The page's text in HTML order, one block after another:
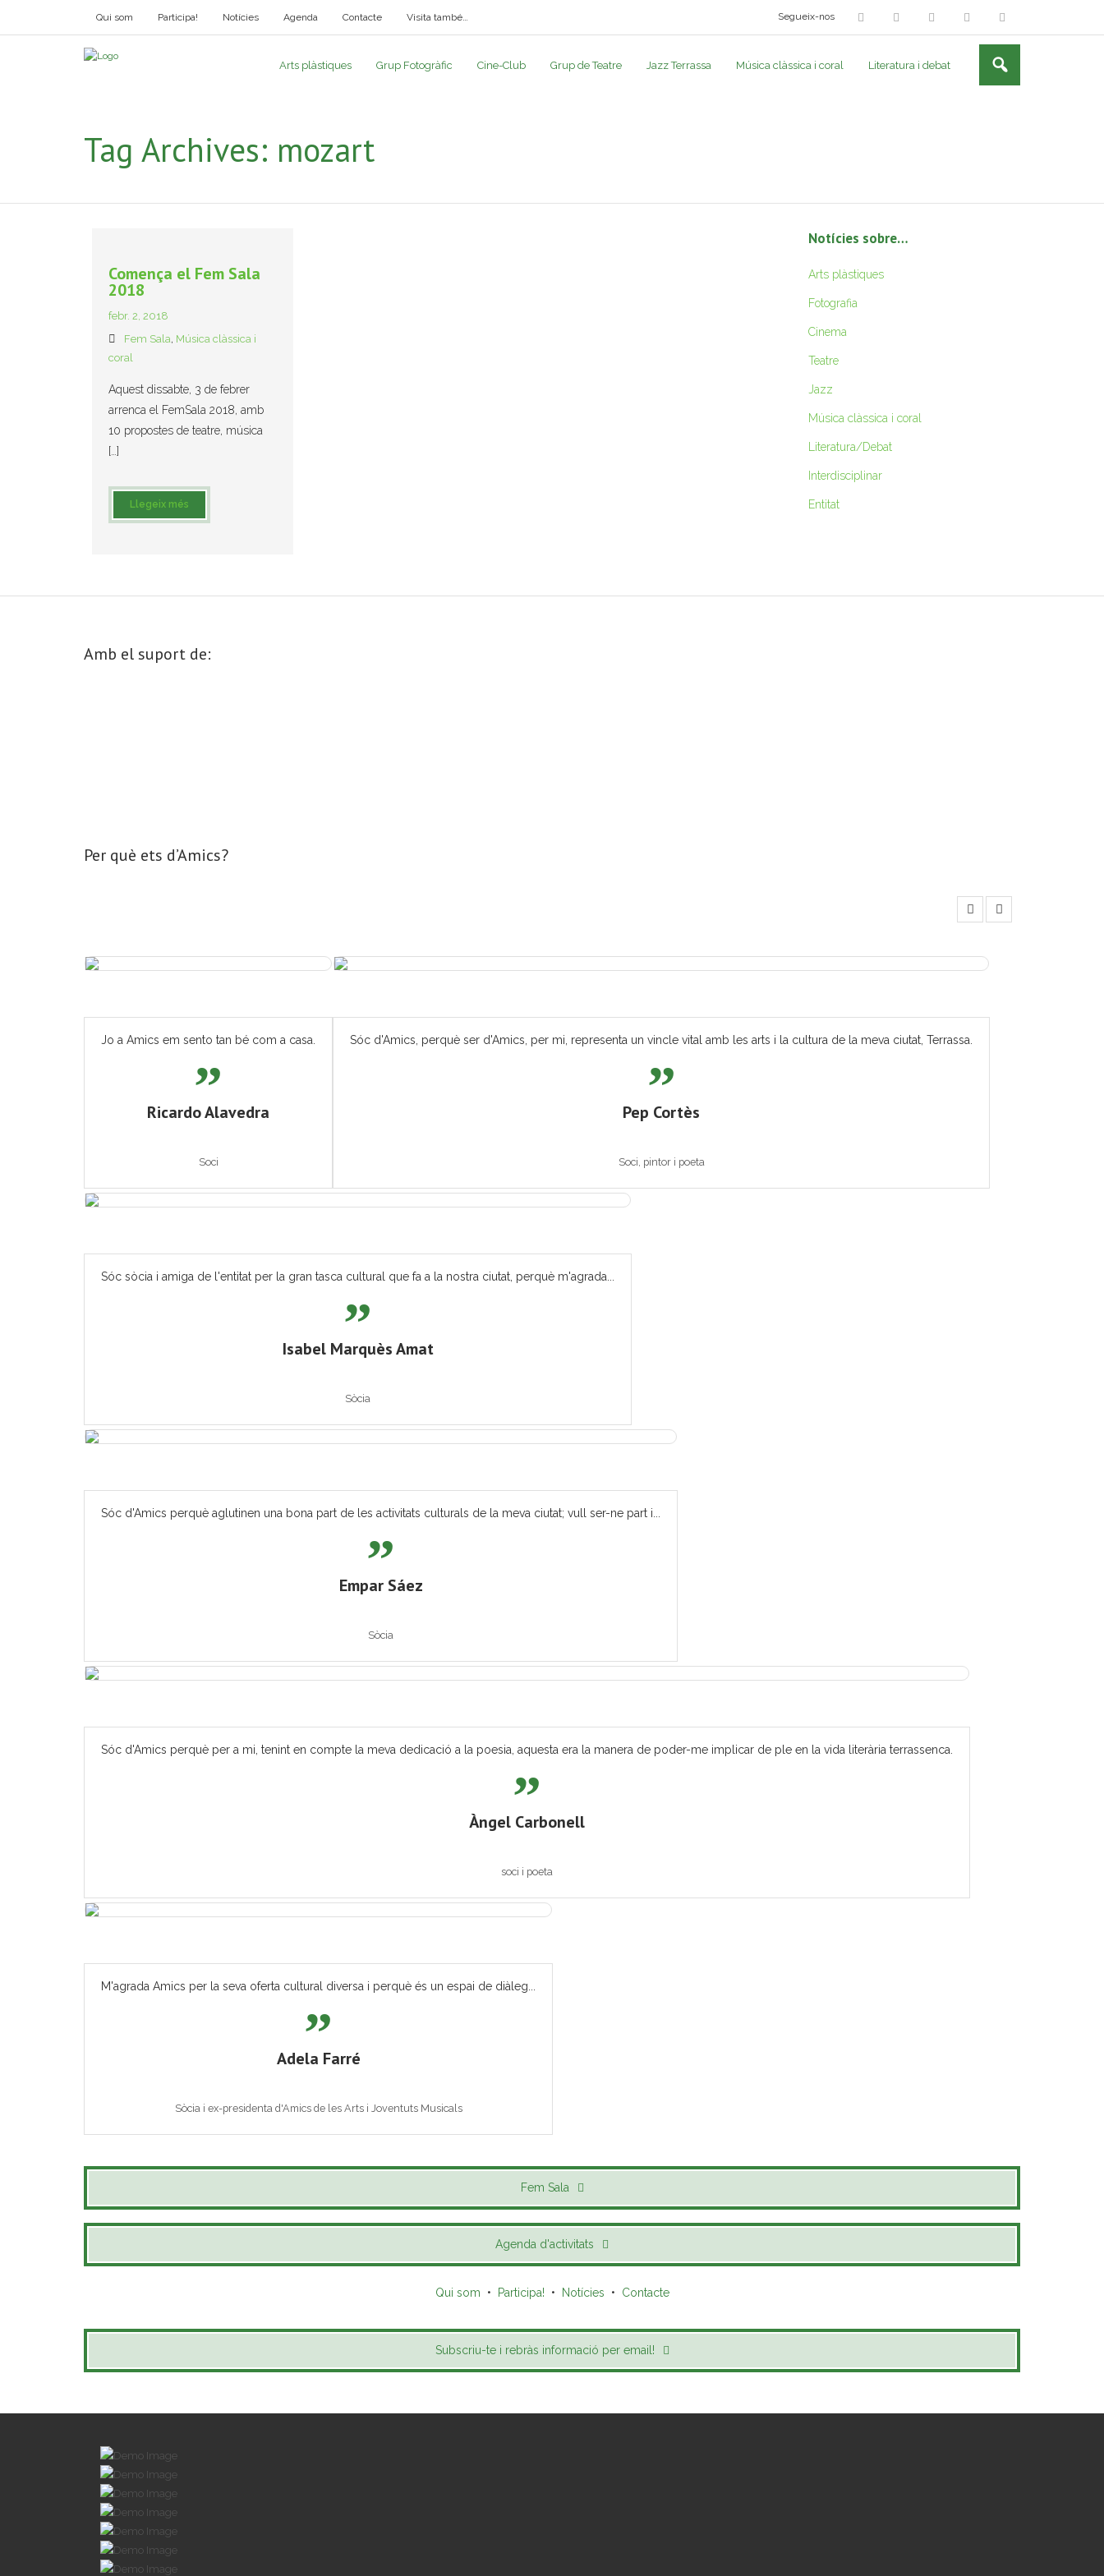
Qui som Participa! Notícies Agenda Contacte Visita també… Segueix-nos
Arts plàstiques Grup Fotogràfic Cine-Club Grup de Teatre Jazz Terrassa Música clàssica i coral Literatura i debat
Tag Archives: mozart
Comença el Fem Sala
2018
febr. 2, 2018
Fem Sala, Música clàssica i
coral
Aquest dissabte, 3 de febrer
arrenca el FemSala 2018, amb
10 propostes de teatre, música
[…]
Llegeix més
Notícies sobre…
Arts plàstiques
Fotografia
Cinema
Teatre
Jazz
Música clàssica i coral
Literatura/Debat
Interdisciplinar
Entitat
Amb el suport de:
Per què ets d’Amics?
Jo a Amics em sento tan bé com a casa.
Ricardo Alavedra
Soci
Sóc d'Amics, perquè ser d'Amics, per mi, representa un vincle vital amb les arts i la cultura de la meva ciutat, Terrassa.
Pep Cortès
Soci, pintor i poeta
Sóc sòcia i amiga de l'entitat per la gran tasca cultural que fa a la nostra ciutat, perquè m'agrada...
Isabel Marquès Amat
Sòcia
Sóc d'Amics perquè aglutinen una bona part de les activitats culturals de la meva ciutat; vull ser-ne part i...
Empar Sáez
Sòcia
Sóc d'Amics perquè per a mi, tenint en compte la meva dedicació a la poesia, aquesta era la manera de poder-me implicar de ple en la vida literària terrassenca.
Àngel Carbonell
soci i poeta
M'agrada Amics per la seva oferta cultural diversa i perquè és un espai de diàleg...
Adela Farré
Sòcia i ex-presidenta d'Amics de les Arts i Joventuts Musicals
Fem Sala
Agenda d'activitats
Qui som • Participa! • Notícies • Contacte
Subscriu-te i rebràs informació per email!